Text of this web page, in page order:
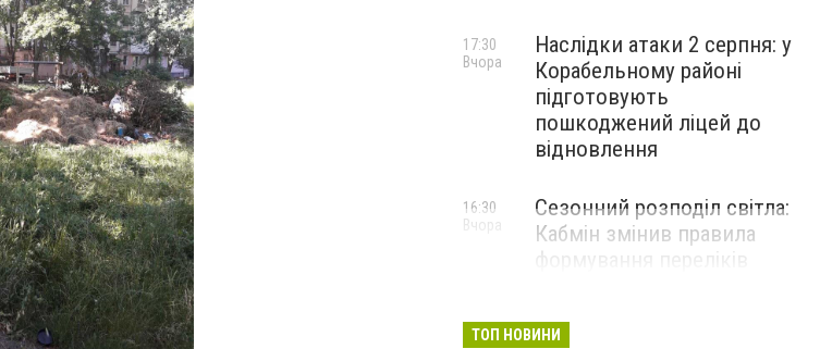
Наслідки атаки 2 серпня: у
Корабельному районі
підготовують
пошкоджений ліцей до
відновлення
17:30
Вчора
Сезонний розподіл світла:
Кабмін змінив правила
16:30
Вчора
ТОП НОВИНИ